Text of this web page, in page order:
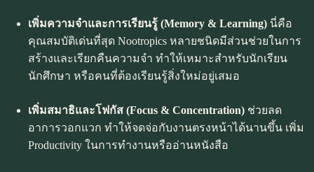
เพิ่มความจำและการเรียนรู้ (Memory & Learning) นี่คือ
คุณสมบัติเด่นที่สุด Nootropics หลายชนิดมีส่วนช่วยในการ
สร้างและเรียกคืนความจำ ทำให้เหมาะสำหรับนักเรียน
นักศึกษา หรือคนที่ต้องเรียนรู้สิ่งใหม่อยู่เสมอ
เพิ่มสมาธิและโฟกัส (Focus & Concentration) ช่วยลด
อาการวอกแวก ทำให้จดจ่อกับงานตรงหน้าได้นานขึ้น เพิ่ม
Productivity ในการทำงานหรืออ่านหนังสือ